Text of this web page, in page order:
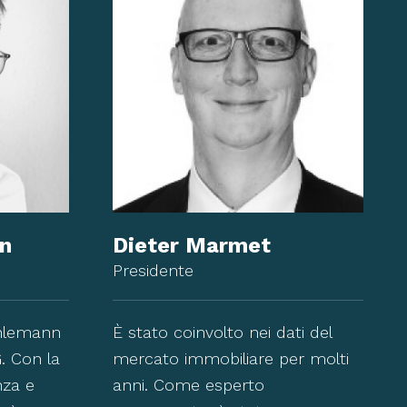
Con la
e
Dieter Marmet
Presidente
È stato coinvolto nei dati del
mercato immobiliare per molti
anni. Come esperto